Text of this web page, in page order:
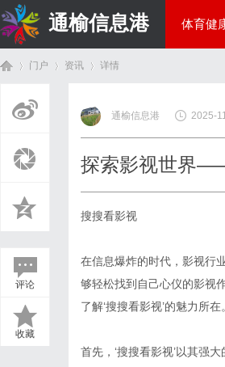
通榆信息港 体育健
门户 资讯
›
详情
评论
收藏
通榆信息港 2025-
探索影视世界
搜搜看影视
在信息爆炸的时代，影视行
够轻松找到自己心仪的影视
了解‘搜搜看影视’的魅力所在。
首先，‘搜搜看影视’以其强